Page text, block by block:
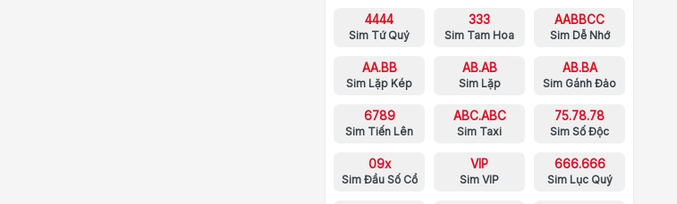
4444
Sim Tứ Quý
333
Sim Tam Hoa
AABBCC
Sim Dễ Nhớ
AA.BB
Sim Lặp Kép
AB.AB
Sim Lặp
AB.BA
Sim Gánh Đảo
6789
Sim Tiến Lên
ABC.ABC
Sim Taxi
75.78.78
Sim Số Độc
09x
Sim Đầu Số Cổ
VIP
Sim VIP
666.666
Sim Lục Quý